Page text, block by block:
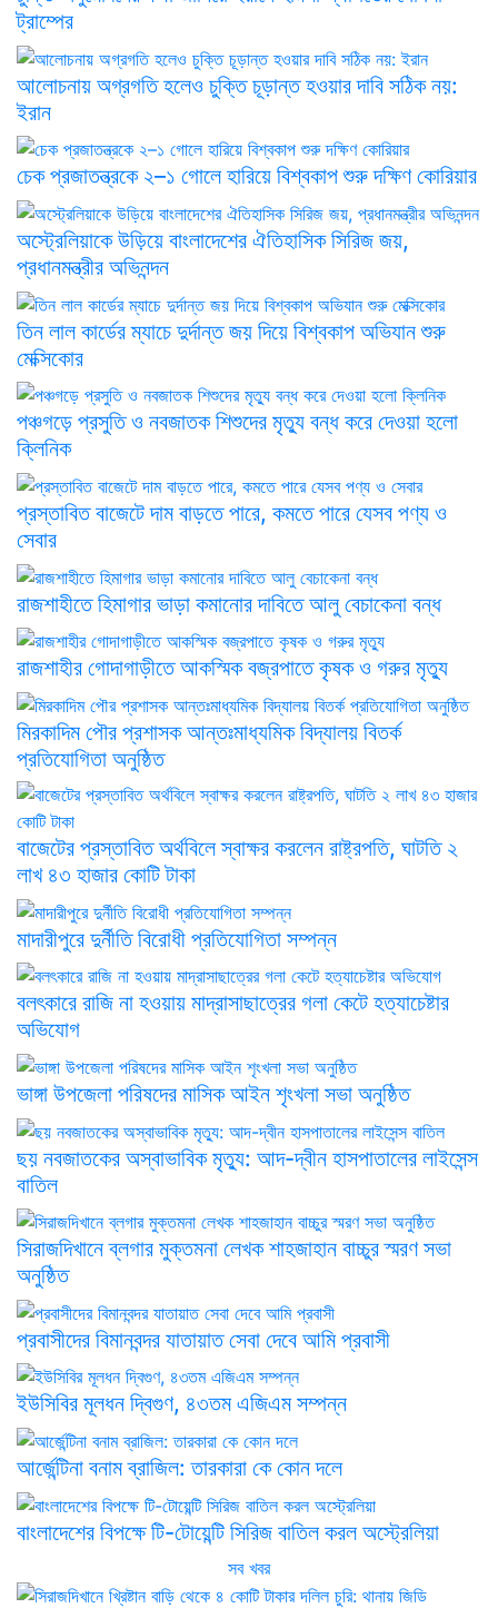
ট্রাম্পের
আলোচনায় অগ্রগতি হলেও চুক্তি চূড়ান্ত হওয়ার দাবি সঠিক নয়:
ইরান
চেক প্রজাতন্ত্রকে ২–১ গোলে হারিয়ে বিশ্বকাপ শুরু দক্ষিণ কোরিয়ার
অস্ট্রেলিয়াকে উড়িয়ে বাংলাদেশের ঐতিহাসিক সিরিজ জয়,
প্রধানমন্ত্রীর অভিনন্দন
তিন লাল কার্ডের ম্যাচে দুর্দান্ত জয় দিয়ে বিশ্বকাপ অভিযান শুরু
মেক্সিকোর
পঞ্চগড়ে প্রসুতি ও নবজাতক শিশুদের মৃত্যু বন্ধ করে দেওয়া হলো
ক্লিনিক
প্রস্তাবিত বাজেটে দাম বাড়তে পারে, কমতে পারে যেসব পণ্য ও
সেবার
রাজশাহীতে হিমাগার ভাড়া কমানোর দাবিতে আলু বেচাকেনা বন্ধ
রাজশাহীর গোদাগাড়ীতে আকস্মিক বজ্রপাতে কৃষক ও গরুর মৃত্যু
মিরকাদিম পৌর প্রশাসক আন্তঃমাধ্যমিক বিদ্যালয় বিতর্ক
প্রতিযোগিতা অনুষ্ঠিত
বাজেটের প্রস্তাবিত অর্থবিলে স্বাক্ষর করলেন রাষ্ট্রপতি, ঘাটতি ২
লাখ ৪৩ হাজার কোটি টাকা
মাদারীপুরে দুর্নীতি বিরোধী প্রতিযোগিতা সম্পন্ন
বলৎকারে রাজি না হওয়ায় মাদ্রাসাছাত্রের গলা কেটে হত্যাচেষ্টার
অভিযোগ
ভাঙ্গা উপজেলা পরিষদের মাসিক আইন শৃংখলা সভা অনুষ্ঠিত
ছয় নবজাতকের অস্বাভাবিক মৃত্যু: আদ-দ্বীন হাসপাতালের লাইসেন্স
বাতিল
সিরাজদিখানে ব্লগার মুক্তমনা লেখক শাহজাহান বাচ্চুর স্মরণ সভা
অনুষ্ঠিত
প্রবাসীদের বিমানবন্দর যাতায়াত সেবা দেবে আমি প্রবাসী
ইউসিবির মূলধন দ্বিগুণ, ৪৩তম এজিএম সম্পন্ন
আর্জেন্টিনা বনাম ব্রাজিল: তারকারা কে কোন দলে
বাংলাদেশের বিপক্ষে টি-টোয়েন্টি সিরিজ বাতিল করল অস্ট্রেলিয়া
সব খবর